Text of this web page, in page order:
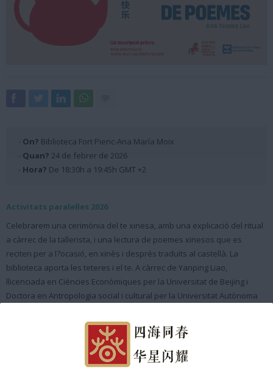
· On? Biblioteca Fort Pienc-Ana María Moix
· Quan? 24 de febrer de 2026
· Hora? De 18:30h a 19:45h GMT +2
Activitats paralel·les 2026
Celebrarem una cerimònia del te xinesa, amb una explicació del ritual
a càrrec de la tallerista, i una lectura de poemes xinesos que es
reciten per a l?ocasió, en xinès i després traduïts al castellà. La
biblioteca aporta les teteres i el te. A càrrec de Yanping Liao,
llicenciada en Ciències Econòmiques per la Universitat de Beijing i
Doctora en Antropologia social i cultural per la Universitat Autònoma
Any Nou Xinès amb Barcelona presenta